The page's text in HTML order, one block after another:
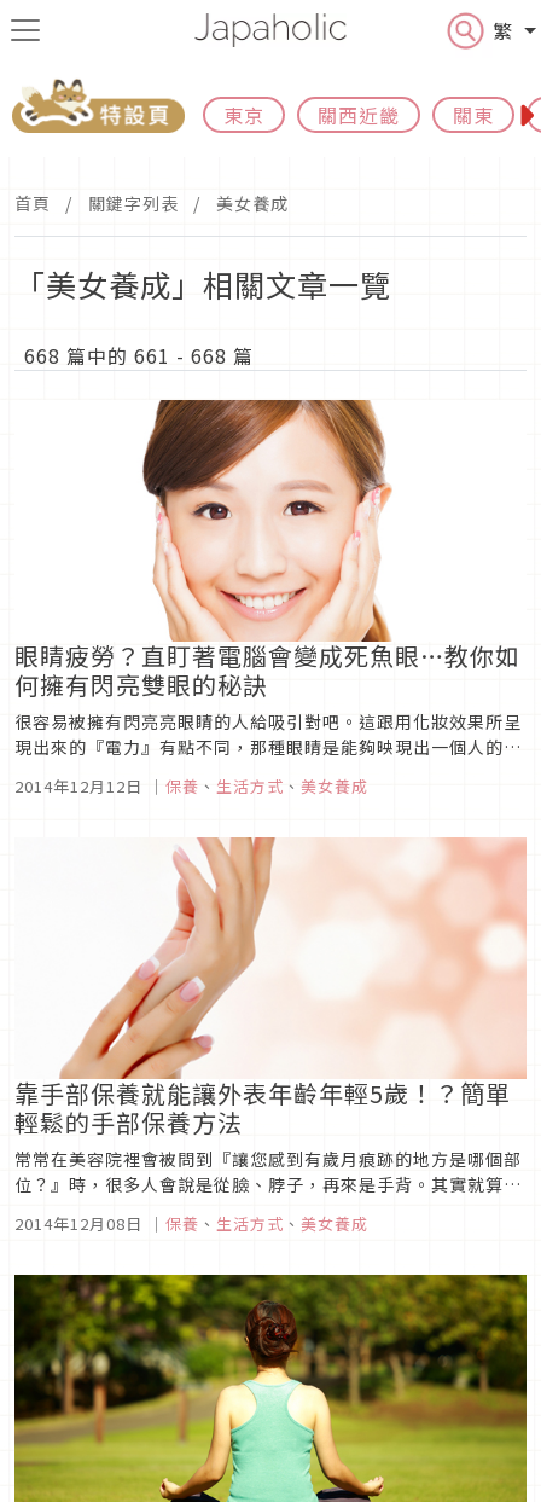
繁
東京 關西近畿 關東
首頁 關鍵字列表 美女養成
「美女養成」相關文章一覽
668 篇中的 661 - 668 篇
眼睛疲勞？直盯著電腦會變成死魚眼…教你如
何擁有閃亮雙眼的秘訣
很容易被擁有閃亮亮眼睛的人給吸引對吧。這跟用化妝效果所呈
現出來的『電力』有點不同，那種眼睛是能夠映現出一個人的生
或年齡都沒有關係，有時候就是會碰到有著這樣一副雙眼的人。
2014年12月12日 ｜ 保養 、 生活方式 、 美女養成
靠手部保養就能讓外表年齡年輕5歲！？簡單
輕鬆的手部保養方法
常常在美容院裡會被問到『讓您感到有歲月痕跡的地方是哪個部
位？』時，很多人會說是從臉、脖子，再來是手背。其實就算花
手背上滿是細紋的話，就會被發現其實年歲已老。
2014年12月08日 ｜ 保養 、 生活方式 、 美女養成